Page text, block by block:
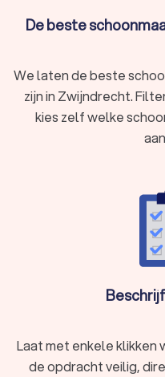
vragen bij verschillende
schoonmaakbedrijf kiezen
De beste
We laten de beste
zijn in Zwijndrecht.
kies zelf welke
Laat met enkele klikken
de opdracht veilig,